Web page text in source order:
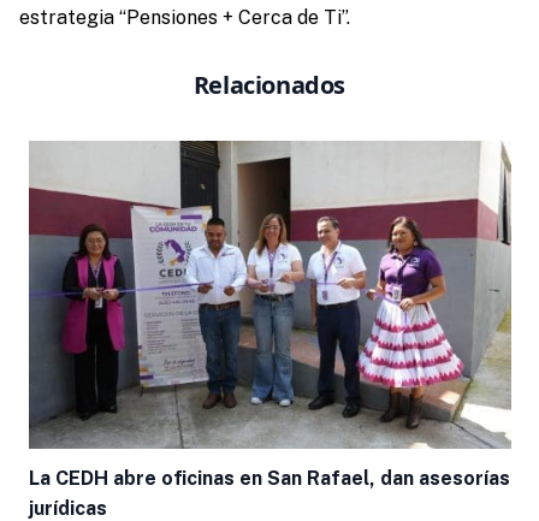
estrategia “Pensiones + Cerca de Ti”.
Relacionados
La CEDH abre oficinas en San Rafael, dan asesorías
jurídicas